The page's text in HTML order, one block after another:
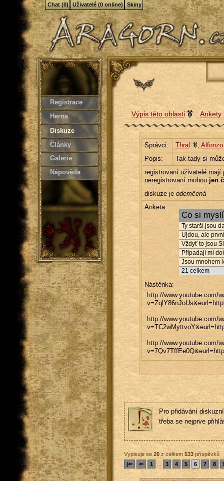
Registrace
Herna
Diskuze
Články
Galerie
Nápověda
Výpis této oblasti Ankety
Správci: Thral , Alfonzo
Popis:
Tak tady si
registrovaní uživatelé mají
neregistrovaní mohou jen
diskuze je odemčená
Anketa:
Co si
Ty starší jsou
Ujdou, ale
Vždyť to jsou
Připadají mi
Jsou mnohem
21 celkem
Nástěnka:
http://www.youtube.com/
http://www.youtube.com/
http://www.youtube.com/
Pro přidávání
třeba se nejprve
Vypisuje se 20z celkem 533příspěvků
|⇐
⇐ 1 ... 3 4 5 6 7 8
Chat (0) Uživatelé (0 online) Skiny